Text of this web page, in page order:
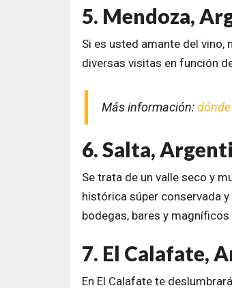
5. Mendoza,
Si es usted amante del vino,
diversas visitas en función
Más información:
6. Salta,
Se trata de un valle seco y
histórica súper conservada
bodegas, bares y
7. El Calafate,
En El Calafate te